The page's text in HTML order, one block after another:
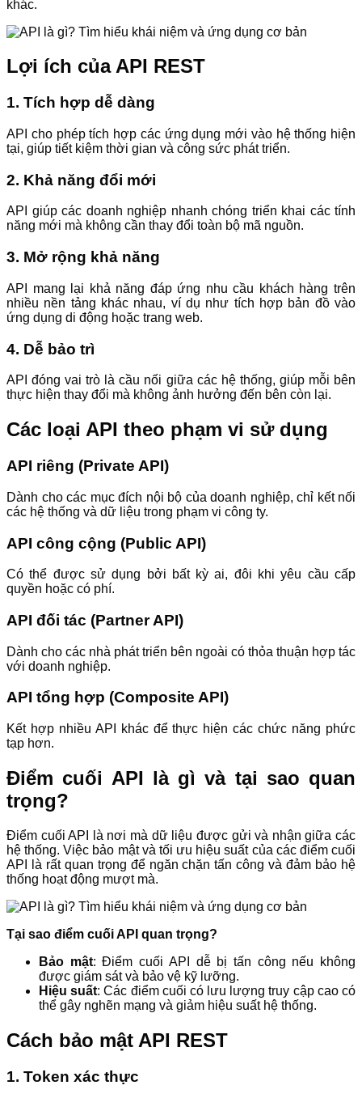
khác.
Lợi ích của API REST
1. Tích hợp dễ dàng
API cho phép tích hợp các ứng dụng mới vào hệ thống hiện
tại, giúp tiết kiệm thời gian và công sức phát triển.
2. Khả năng đổi mới
API giúp các doanh nghiệp nhanh chóng triển khai các tính
năng mới mà không cần thay đổi toàn bộ mã nguồn.
3. Mở rộng khả năng
API mang lại khả năng đáp ứng nhu cầu khách hàng trên
nhiều nền tảng khác nhau, ví dụ như tích hợp bản đồ vào
ứng dụng di động hoặc trang web.
4. Dễ bảo trì
API đóng vai trò là cầu nối giữa các hệ thống, giúp mỗi bên
thực hiện thay đổi mà không ảnh hưởng đến bên còn lại.
Các loại API theo phạm vi sử dụng
API riêng (Private API)
Dành cho các mục đích nội bộ của doanh nghiệp, chỉ kết nối
các hệ thống và dữ liệu trong phạm vi công ty.
API công cộng (Public API)
Có thể được sử dụng bởi bất kỳ ai, đôi khi yêu cầu cấp
quyền hoặc có phí.
API đối tác (Partner API)
Dành cho các nhà phát triển bên ngoài có thỏa thuận hợp tác
với doanh nghiệp.
API tổng hợp (Composite API)
Kết hợp nhiều API khác để thực hiện các chức năng phức
tạp hơn.
Điểm cuối API là gì và tại sao quan
trọng?
Điểm cuối API là nơi mà dữ liệu được gửi và nhận giữa các
hệ thống. Việc bảo mật và tối ưu hiệu suất của các điểm cuối
API là rất quan trọng để ngăn chặn tấn công và đảm bảo hệ
thống hoạt động mượt mà.
Tại sao điểm cuối API quan trọng?
Bảo mật: Điểm cuối API dễ bị tấn công nếu không
được giám sát và bảo vệ kỹ lưỡng.
Hiệu suất: Các điểm cuối có lưu lượng truy cập cao có
thể gây nghẽn mạng và giảm hiệu suất hệ thống.
Cách bảo mật API REST
1. Token xác thực